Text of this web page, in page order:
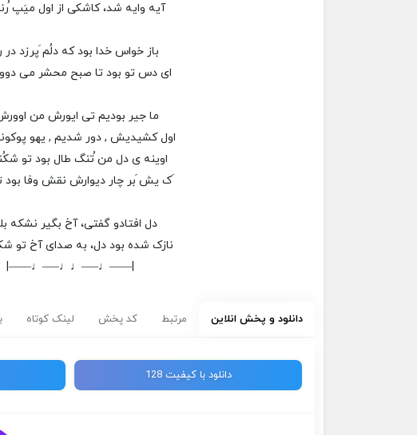
آيه وايه شد، کاشکی از اول میَپ
باز خواس خدا بود که دلُم َپرزد
ای دس تو بود تا صبح محشر می
ما جير بوديم تی ايورش من
اول کشيديش , دور شديم , يهو
اوينه ی دل من ُتنگ طال بود تو
َک يش َبر چار ديوارش نقش وفا بود
دل افتادو گفتی، آخ بگير نشکه
نازک شده بود دل، به صدای آخ تو
|——♩—–♩♩—–♩——|
دانلود و پخش انلاین مرتبط کد پخش لینک کوتاه
دانلود با کیفیت 128